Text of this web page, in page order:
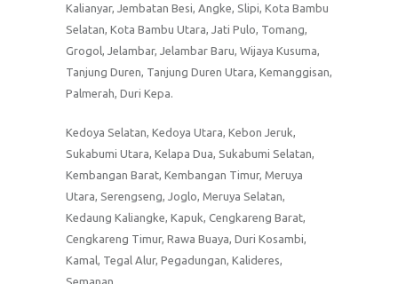
Kalianyar, Jembatan Besi, Angke, Slipi, Kota Bambu
Selatan, Kota Bambu Utara, Jati Pulo, Tomang,
Grogol, Jelambar, Jelambar Baru, Wijaya Kusuma,
Tanjung Duren, Tanjung Duren Utara, Kemanggisan,
Palmerah, Duri Kepa.
Kedoya Selatan, Kedoya Utara, Kebon Jeruk,
Sukabumi Utara, Kelapa Dua, Sukabumi Selatan,
Kembangan Barat, Kembangan Timur, Meruya
Utara, Serengseng, Joglo, Meruya Selatan,
Kedaung Kaliangke, Kapuk, Cengkareng Barat,
Cengkareng Timur, Rawa Buaya, Duri Kosambi,
Kamal, Tegal Alur, Pegadungan, Kalideres,
Semanan.